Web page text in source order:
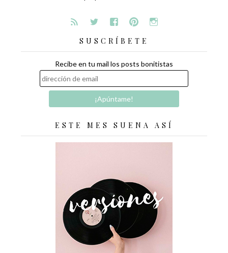
SUSCRÍBETE
Recibe en tu mail los posts bonitistas
ESTE MES SUENA ASÍ